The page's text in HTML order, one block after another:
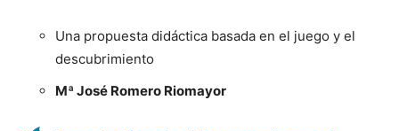
Una propuesta didáctica basada en el juego y el
descubrimiento
Mª José Romero Riomayor